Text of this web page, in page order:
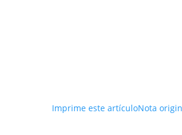
Imprime este artículoNota